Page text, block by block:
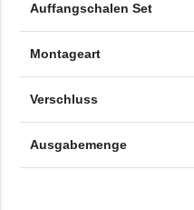
Auffangschalen Set
Montageart
Verschluss
Ausgabemenge